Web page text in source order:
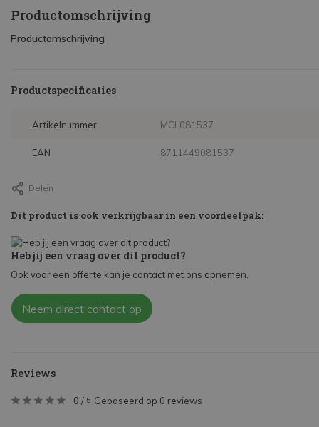
Productomschrijving
Productomschrijving
Productspecificaties
Artikelnummer MCL081537
EAN 8711449081537
Delen
Dit product is ook verkrijgbaar in een voordeelpak:
Heb jij een vraag over dit product?
Ook voor een offerte kan je contact met ons opnemen.
Neem direct contact op
Reviews
0 / 5 Gebaseerd op 0 reviews